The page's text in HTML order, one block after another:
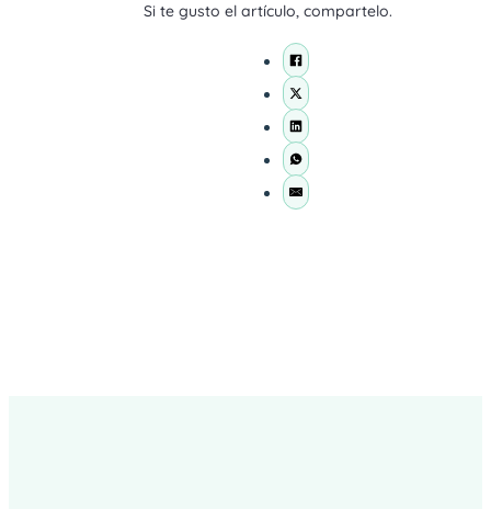
Si te gusto el artículo, compartelo.